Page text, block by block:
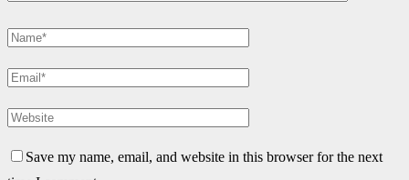
Save my name, email, and website in this browser for the next